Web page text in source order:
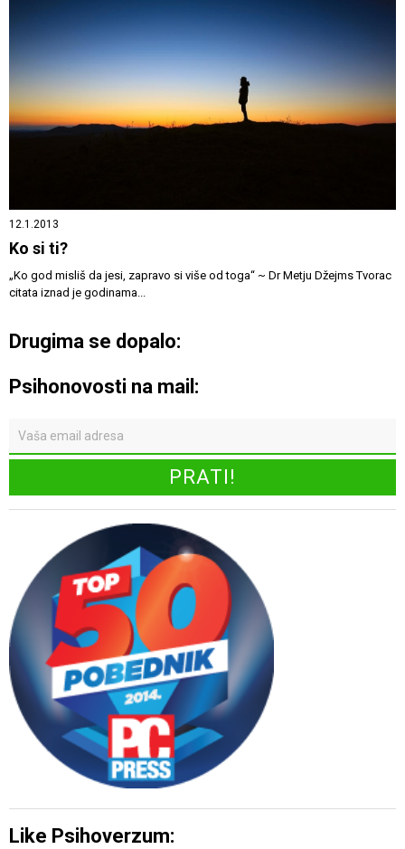
12.1.2013
Ko si ti?
„Ko god misliš da jesi, zapravo si više od toga“ ~ Dr Metju Džejms Tvorac
citata iznad je godinama...
Drugima se dopalo:
Psihonovosti na mail:
Like Psihoverzum: